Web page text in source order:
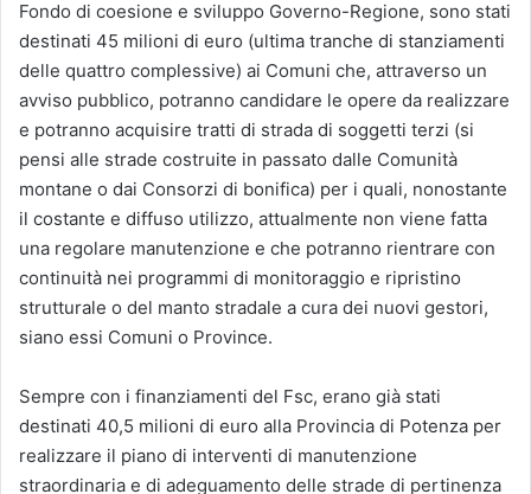
Fondo di coesione e sviluppo Governo-Regione, sono stati
destinati 45 milioni di euro (ultima tranche di stanziamenti
delle quattro complessive) ai Comuni che, attraverso un
avviso pubblico, potranno candidare le opere da realizzare
e potranno acquisire tratti di strada di soggetti terzi (si
pensi alle strade costruite in passato dalle Comunità
montane o dai Consorzi di bonifica) per i quali, nonostante
il costante e diffuso utilizzo, attualmente non viene fatta
una regolare manutenzione e che potranno rientrare con
continuità nei programmi di monitoraggio e ripristino
strutturale o del manto stradale a cura dei nuovi gestori,
siano essi Comuni o Province.
Sempre con i finanziamenti del Fsc, erano già stati
destinati 40,5 milioni di euro alla Provincia di Potenza per
realizzare il piano di interventi di manutenzione
straordinaria e di adeguamento delle strade di pertinenza